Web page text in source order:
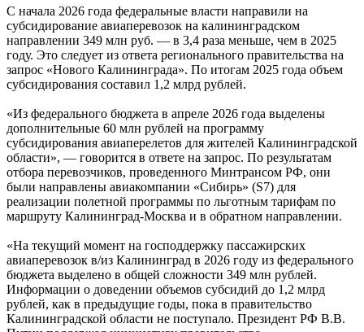
С начала 2026 года федеральные власти направили на
субсидирование авиаперевозок на калининградском
направлении 349 млн руб. — в 3,4 раза меньше, чем в 2025
году. Это следует из ответа регионального правительства на
запрос «Нового Калининграда». По итогам 2025 года объем
субсидирования составил 1,2 млрд рублей.
«Из федерального бюджета в апреле 2026 года выделены
дополнительные 60 млн рублей на программу
субсидирования авиаперелетов для жителей Калининградской
области», — говорится в ответе на запрос. По результатам
отбора перевозчиков, проведенного Минтрансом РФ, они
были направлены авиакомпании «Сибирь» (S7) для
реализации полетной программы по льготным тарифам по
маршруту Калининград-Москва и в обратном направлении.
«На текущий момент на господдержку пассажирских
авиаперевозок в/из Калининград в 2026 году из федерального
бюджета выделено в общей сложности 349 млн рублей.
Информации о доведении объемов субсидий до 1,2 млрд
рублей, как в предыдущие годы, пока в правительство
Калининградской области не поступало. Президент РФ В.В.